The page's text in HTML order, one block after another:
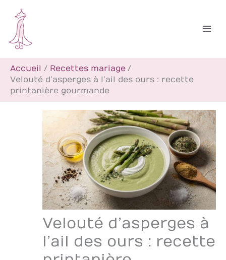
contenu
Accueil
Recettes mariage
Velouté d’asperges à l’ail des ours : recette
printanière gourmande
Velouté d’asperges à
l’ail des ours : recette
c
h
e
r
c